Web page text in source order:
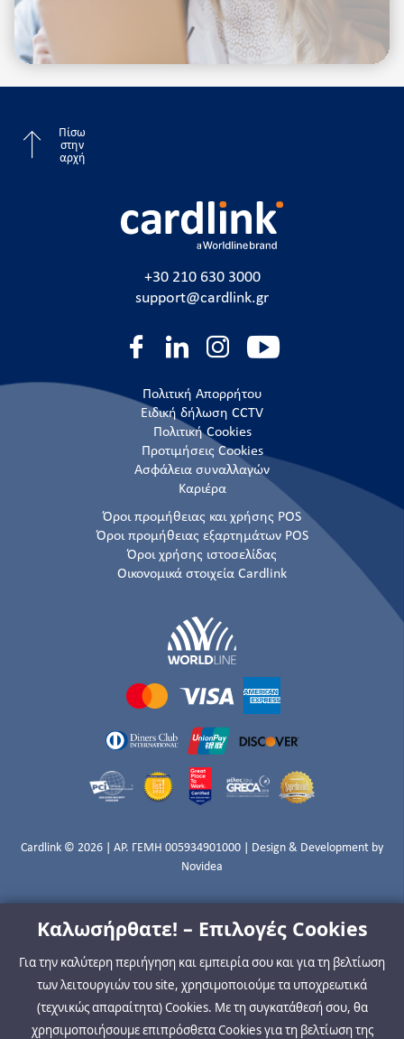
Καλωσήρθατε! – Επιλογές Cookies
Για την καλύτερη περιήγηση και εμπειρία σου και για τη βελτίωση
των λειτουργιών του site, χρησιμοποιούμε τα υποχρεωτικά
(τεχνικώς απαραίτητα) Cookies. Με τη συγκατάθεσή σου, θα
χρησιμοποιήσουμε επιπρόσθετα Cookies για τη βελτίωση της
Πίσω
στην
αρχή
+30 210 630 3000
support@cardlink.gr
Πολιτική Απορρήτου
Ειδική δήλωση CCTV
Πολιτική Cookies
Προτιμήσεις Cookies
Ασφάλεια συναλλαγών
Καριέρα
Όροι προμήθειας και χρήσης POS
Όροι προμήθειας εξαρτημάτων POS
Όροι χρήσης ιστοσελίδας
Οικονομικά στοιχεία Cardlink
Cardlink © 2026 | ΑΡ. ΓΕΜΗ 005934901000 | Design & Development by
Novidea